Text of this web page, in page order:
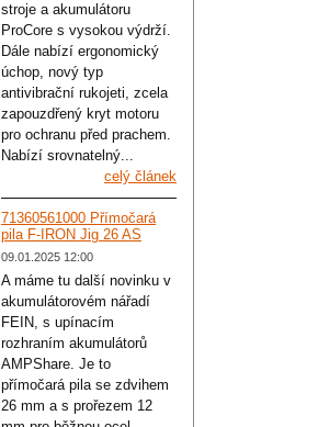
stroje a akumulátoru
ProCore s vysokou výdrží.
Dále nabízí ergonomický
úchop, nový typ
antivibrační rukojeti, zcela
zapouzdřený kryt motoru
pro ochranu před prachem.
Nabízí srovnatelný...
celý článek
71360561000 Přímočará
pila F-IRON Jig 26 AS
09.01.2025 12:00
A máme tu další novinku v
akumulátorovém nářadí
FEIN, s upínacím
rozhraním akumulátorů
AMPShare. Je to
přímočará pila se zdvihem
26 mm a s prořezem 12